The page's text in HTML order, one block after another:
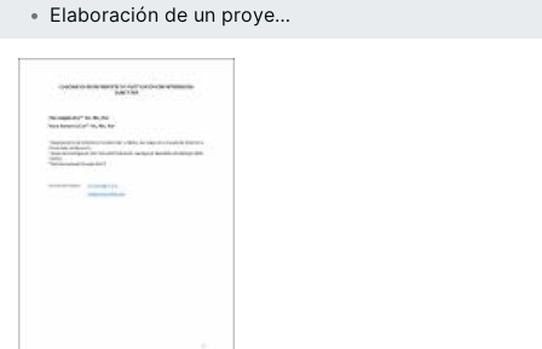
Elaboración de un proyecto de investigación con metodología cualitativa